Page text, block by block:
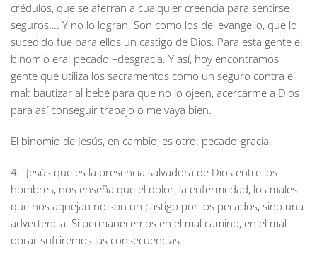
crédulos, que se aferran a cualquier creencia para sentirse
seguros…. Y no lo logran. Son como los del evangelio, que lo
sucedido fue para ellos un castigo de Dios. Para esta gente el
binomio era: pecado –desgracia. Y así, hoy encontramos
gente que utiliza los sacramentos como un seguro contra el
mal: bautizar al bebé para que no lo ojeen, acercarme a Dios
para así conseguir trabajo o me vaya bien.
El binomio de Jesús, en cambio, es otro: pecado-gracia.
4.- Jesús que es la presencia salvadora de Dios entre los
hombres, nos enseña que el dolor, la enfermedad, los males
que nos aquejan no son un castigo por los pecados, sino una
advertencia. Si permanecemos en el mal camino, en el mal
obrar sufriremos las consecuencias.